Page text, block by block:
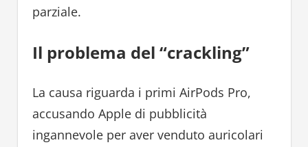
parziale.
Il problema del “crackling”
La causa riguarda i primi AirPods Pro,
accusando Apple di pubblicità
ingannevole per aver venduto auricolari